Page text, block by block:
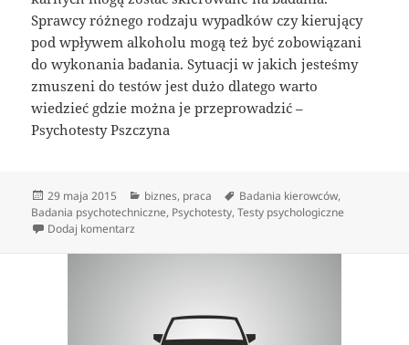
Sprawcy różnego rodzaju wypadków czy kierujący
pod wpływem alkoholu mogą też być zobowiązani
do wykonania badania. Sytuacji w jakich jesteśmy
zmuszeni do testów jest dużo dlatego warto
wiedzieć gdzie można je przeprowadzić –
Psychotesty Pszczyna
Data
publikacji
29 maja 2015 Kategorie
biznes, praca Tagi
Badania kierowców,
Badania psychotechniczne, Psychotesty,Testy psychologiczne
Dodaj komentarz